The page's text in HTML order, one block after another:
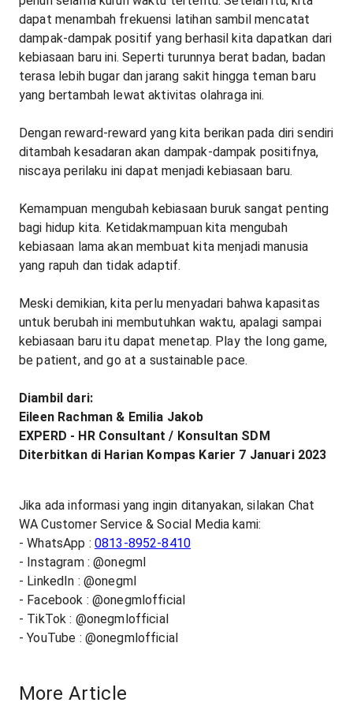
dapat menambah frekuensi latihan sambil mencatat
dampak-dampak positif yang berhasil kita dapatkan dari
kebiasaan baru ini. Seperti turunnya berat badan, badan
terasa lebih bugar dan jarang sakit hingga teman baru
yang bertambah lewat aktivitas olahraga ini.
Dengan reward-reward yang kita berikan pada diri sendiri
ditambah kesadaran akan dampak-dampak positifnya,
niscaya perilaku ini dapat menjadi kebiasaan baru.
Kemampuan mengubah kebiasaan buruk sangat penting
bagi hidup kita. Ketidakmampuan kita mengubah
kebiasaan lama akan membuat kita menjadi manusia
yang rapuh dan tidak adaptif.
Meski demikian, kita perlu menyadari bahwa kapasitas
untuk berubah ini membutuhkan waktu, apalagi sampai
kebiasaan baru itu dapat menetap. Play the long game,
be patient, and go at a sustainable pace.
Diambil dari:
Eileen Rachman & Emilia Jakob
EXPERD - HR Consultant / Konsultan SDM
Diterbitkan di Harian Kompas Karier 7 Januari 2023
Jika ada informasi yang ingin ditanyakan, silakan Chat
WA Customer Service & Social Media kami:
- WhatsApp : 0813-8952-8410
- Instagram : @onegml
- LinkedIn : @onegml
- Facebook : @onegmlofficial
- TikTok : @onegmlofficial
- YouTube : @onegmlofficial
More Article